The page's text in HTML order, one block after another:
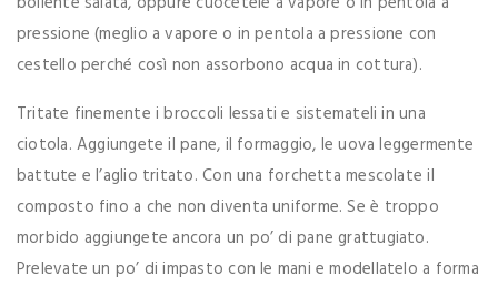
pressione (meglio a vapore o in pentola a pressione con
cestello perché così non assorbono acqua in cottura).
Tritate finemente i broccoli lessati e sistemateli in una
ciotola. Aggiungete il pane, il formaggio, le uova leggermente
battute e l’aglio tritato. Con una forchetta mescolate il
composto fino a che non diventa uniforme. Se è troppo
morbido aggiungete ancora un po’ di pane grattugiato.
Prelevate un po’ di impasto con le mani e modellatelo a forma